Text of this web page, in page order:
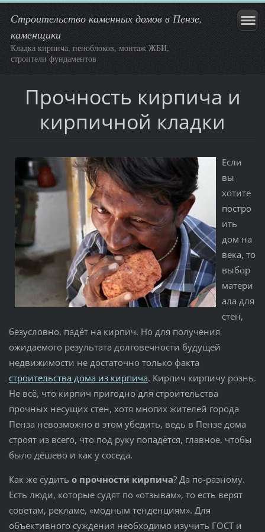
Строительство каменных домов в Пензе,
каменщики
Кладка кирпича, пеноблоков, монтаж ЖБИ,
строители фундаментов
Прочность кирпича и
кирпичной кладки
Если
вы
хотите
постро
ить
дом на
века, то
выбор
матери
ала для
стен,
безусловно, падёт на кирпич. Но для получения
ожидаемого результата долговечности будущей
недвижимости не достаточно только факта
строительства дома из кирпича. Кирпич кирпичу рознь.
Не всё, что кирпич пригодно для строительства
прочных несущих стен, хотя многих жителей города
Пенза невозможно в этом убедить, ведь в Пензе дома
строят из всего, что под руку попадётся, главное, чтобы
было дёшево и как у соседа.
Как же судить о прочности кирпича? Да по-разному.
Есть люди, которые судят по «отзывам», то есть верят
советам, рекламе, «модным тенденциям». Для
объективного суждения необходимо изучить ГОСТ и